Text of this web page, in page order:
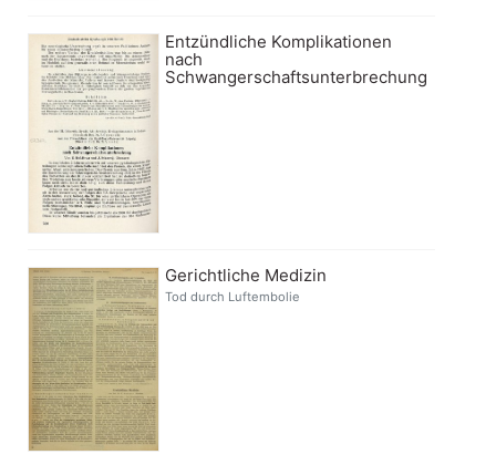
Entzündliche Komplikationen
nach
Schwangerschaftsunterbrechung
Gerichtliche Medizin
Tod durch Luftembolie